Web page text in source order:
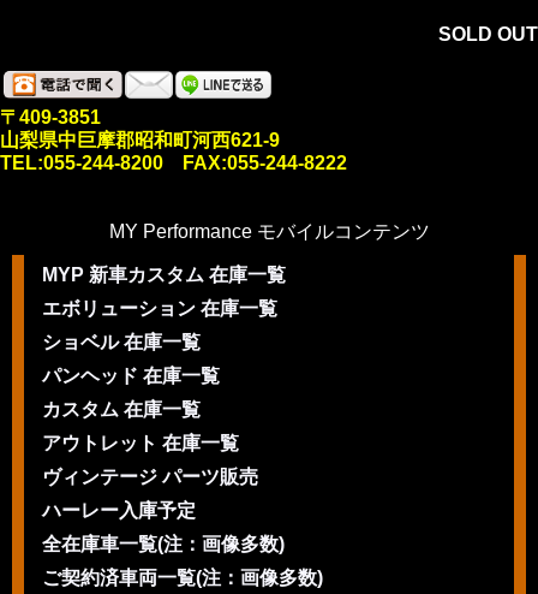
SOLD OUT
〒409-3851
山梨県中巨摩郡昭和町河西621-9
TEL:055-244-8200 FAX:055-244-8222
MY Performance モバイルコンテンツ
MYP 新車カスタム 在庫一覧
エボリューション 在庫一覧
ショベル 在庫一覧
パンヘッド 在庫一覧
カスタム 在庫一覧
アウトレット 在庫一覧
ヴィンテージ パーツ販売
ハーレー入庫予定
全在庫車一覧(注：画像多数)
ご契約済車両一覧(注：画像多数)